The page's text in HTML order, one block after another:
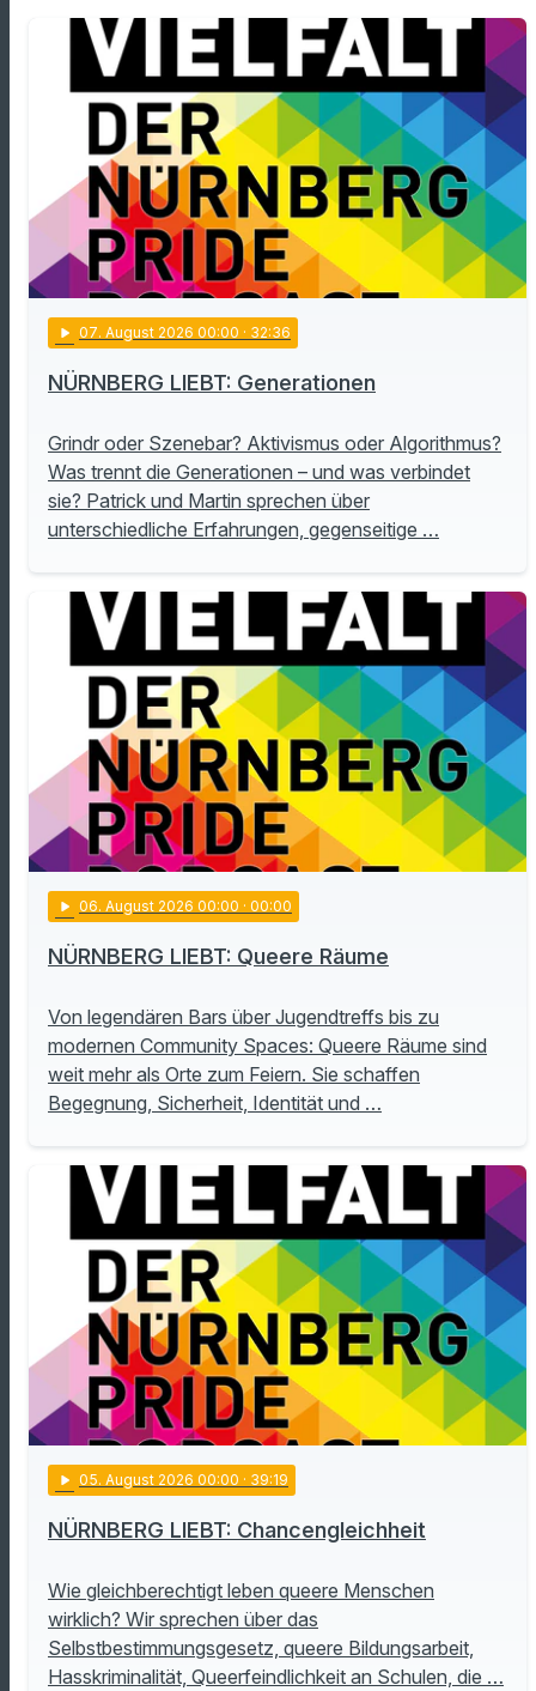
play_arrow 07. August 2026 00:00 · 32:36
NÜRNBERG LIEBT: Generationen
Grindr oder Szenebar? Aktivismus oder Algorithmus?
Was trennt die Generationen – und was verbindet
sie? Patrick und Martin sprechen über
unterschiedliche Erfahrungen, gegenseitige …
play_arrow 06. August 2026 00:00 · 00:00
NÜRNBERG LIEBT: Queere Räume
Von legendären Bars über Jugendtreffs bis zu
modernen Community Spaces: Queere Räume sind
weit mehr als Orte zum Feiern. Sie schaffen
Begegnung, Sicherheit, Identität und …
play_arrow 05. August 2026 00:00 · 39:19
NÜRNBERG LIEBT: Chancengleichheit
Wie gleichberechtigt leben queere Menschen
wirklich? Wir sprechen über das
Selbstbestimmungsgesetz, queere Bildungsarbeit,
Hasskriminalität, Queerfeindlichkeit an Schulen, die …